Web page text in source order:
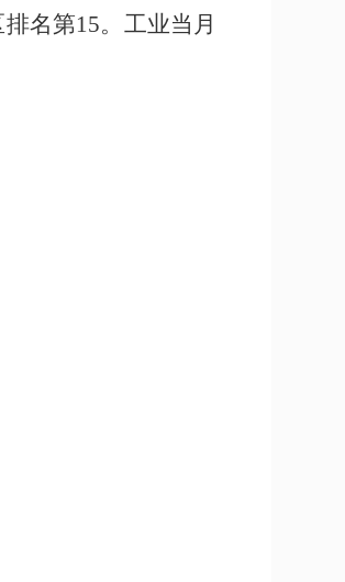
名第15。工业当月